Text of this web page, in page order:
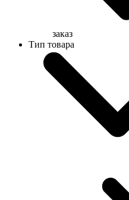
заказ
Тип товара